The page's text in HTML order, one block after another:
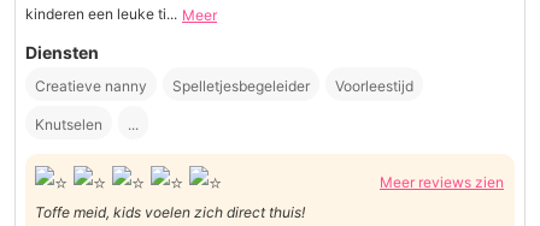
kinderen een leuke ti... Meer
Diensten
Creatieve nanny Spelletjesbegeleider Voorleestijd
Knutselen ...
Meer reviews zien
Toffe meid, kids voelen zich direct thuis!